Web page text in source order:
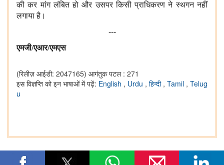
की कर मांग लंबित हो और उसपर किसी प्राधिकरण ने स्थगन नहीं
लगाया है।
---
एमजी/एआर/एमएस
(रिलीज़ आईडी: 2047165) आगंतुक पटल : 271
इस विज्ञप्ति को इन भाषाओं में पढ़ें: English , Urdu , हिन्दी , Tamil , Telug
u